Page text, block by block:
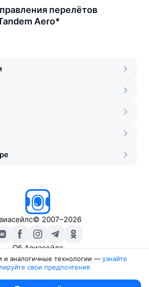
перелётов
Aero*
© 2007–2026
Об Авиасейлс
Пресс‑центр
и аналогичные технологии — узнайте
свои предпочтения